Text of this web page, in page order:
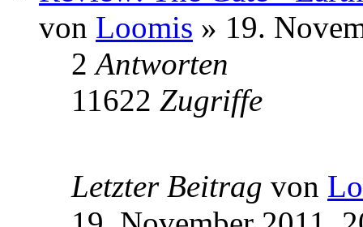
von Loomis » 19.
2Antworten
11622 Zugriffe
Letzter Beitrag von